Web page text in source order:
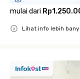
mulai dari
Lihat info lebih